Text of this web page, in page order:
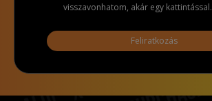
visszavonhatom, akár egy kattintással.
Feliratkozás